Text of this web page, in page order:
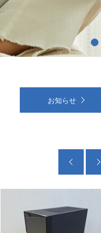
お知らせ
 